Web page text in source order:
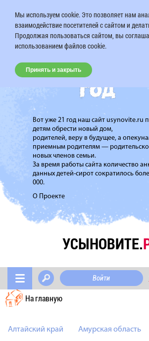
Вот уже 21 год наш сайт usynovite.ru
детям обрести новый дом,
родителей, веру в будущее, а
приемным родителям —
новых членов семьи.
За время работы сайта количество
данных детей-сирот сократилось
000.
О Проекте
УСЫНОВИТЕ.
Войти
На главную
Алтайский край Амурская область
Мы используем cookie. Это позволяет нам
взаимодействие посетителей с сайтом и
Продолжая пользоваться сайтом, вы
использованием файлов cookie.
Принять и закрыть